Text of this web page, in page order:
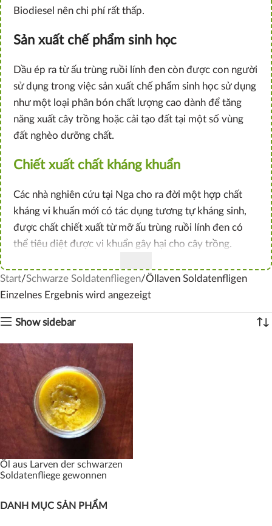
Biodiesel nên chi phí rất thấp.
Sản xuất chế phẩm sinh học
Dầu ép ra từ ấu trùng ruồi lính đen còn được con người
sử dụng trong việc sản xuất chế phẩm sinh học sử dụng
như một loại phân bón chất lượng cao dành để tăng
năng xuất cây trồng hoặc cải tạo đất tại một số vùng
đất nghèo dưỡng chất.
Chiết xuất chất kháng khuẩn
Các nhà nghiên cứu tại Nga cho ra đời một hợp chất
kháng vi khuẩn mới có tác dụng tương tự kháng sinh,
được chất chiết xuất từ mỡ ấu trùng ruồi lính đen có
thể tiêu diệt được vi khuẩn gây hại cho cây trồng.
Start Schwarze Soldatenfliegen Öllaven Soldatenfligen
Einzelnes Ergebnis wird angezeigt
Show sidebar
Öl aus Larven der schwarzen
Soldatenfliege gewonnen
DANH MỤC SẢN PHẨM